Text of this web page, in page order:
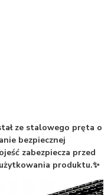
ze stalowego pręta o
bezpiecznej
zabezpiecza przed
produktu.✨